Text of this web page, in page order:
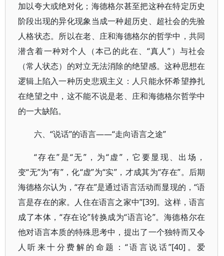
加以夸大或绝对化；海德格尔甚至把这种在特定历史
阶段出现的异化现象当成一种超历史、超社会的先验
人格状态。所以在老、庄和海德格尔的哲学中，共同
潜含着一种对个人（本己的此在、“真人”）与社会
（常人状态）的对立无法消除的绝望感。这种思想在
逻辑上陷入一种历史悲观主义：人只能永怀希望挣扎
在绝望之中，这不能不说是老、庄和海德格尔哲学中
的一大缺陷。
六、“说话”的语言——“走向语言之途”
“存在”是“无”，为“虚”，它要显现、出场，
变“无”为“有”，化“虚”为“实”，才成其为“存在”。后期
海德格尔认为，“存在”是通过语言活动而显现的，“语
言是存在的家。人住在语言之家中”[39]。这样，语言
成了本体，“存在论”转换成为“语言论”。海德格尔在
他对语言本质的特殊思考中，提出了一个独特而又令
人听来十分费解的命题：“语言说话”[40]。爱